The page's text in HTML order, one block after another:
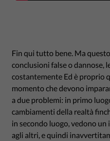
Fin qui tutto bene. Ma
conclusioni false o dannose,
costantemente Ed è proprio
momento che devono
a due problemi: in primo
cambiamenti della realtà
in secondo luogo, vedono
agli altri, e quindi